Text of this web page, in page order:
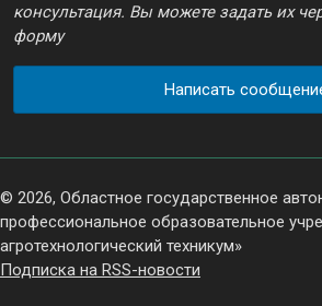
консультация. Вы можете задать их
форму
Написать
© 2026, Областное государственное
профессиональное образовательное
агротехнологический техникум»
Подписка на RSS-новости